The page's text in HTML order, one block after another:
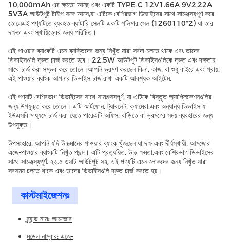
10,000mAh এর ক্ষমতা আছে এবং একটি TYPE-C 12V1.66A 9V2.22A
5V3A আউটপুট টাইপ সঙ্গে আসে,যা এটিকে বেশিরভাগ ডিভাইসের সাথে সামঞ্জস্যপূর্ণ করে
তোলেএই পণ্যটিতে ব্যবহৃত ব্যাটারি সেলটি একটি পলিমার সেল (1260110*2) যা তার
দক্ষতা এবং স্থায়িত্বের জন্য পরিচিত।
এই পাওয়ার ব্যাংকটি এমন ব্যক্তিদের জন্য নিখুঁত যারা সর্বদা চলতে থাকে এবং তাদের
ডিভাইসগুলি দ্রুত চার্জ করতে হবে। 22.5W আউটপুট ডিভাইসগুলিকে দ্রুত এবং দক্ষতার
সাথে চার্জ করা সম্ভব করে তোলে।আপনি ভ্রমণ করছেন কিনা, কাজ, বা শুধু বাইরে এবং প্রায়,
এই পাওয়ার ব্যাংক আপনার ডিভাইস চার্জ রাখা একটি আবশ্যক আইটেম.
এই পণ্যটি বেশিরভাগ ডিভাইসের সাথে সামঞ্জস্যপূর্ণ, যা এটিকে বিস্তৃত অ্যাপ্লিকেশনগুলির
জন্য উপযুক্ত করে তোলে। এটি স্মার্টফোন, ট্যাবলেট, ক্যামেরা,এবং অন্যান্য ডিভাইস যা
ইউএসবি মাধ্যমে চার্জ করা যেতে পারেএটি অফিস, বাড়িতে বা ভ্রমণের সময় ব্যবহারের জন্য
উপযুক্ত।
উপসংহারে, আপনি যদি উচ্চমানের পাওয়ার ব্যাংক খুঁজছেন যা দক্ষ এবং দীর্ঘস্থায়ী, আমজোর
এজে-পাওয়ার ব্যাংকটি নিখুঁত পছন্দ। এটি প্রত্যয়িত, উচ্চ ক্ষমতা,এবং বেশিরভাগ ডিভাইসের
সাথে সামঞ্জস্যপূর্ণ. ২২.৫ ওয়াট আউটপুট সহ, এই পণ্যটি এমন লোকদের জন্য নিখুঁত যারা
সবসময় চলতে থাকে এবং তাদের ডিভাইসগুলি দ্রুত চার্জ করতে হয়।
কাস্টমাইজেশনঃ
ব্র্যান্ড নামঃ আমজোর
মডেল নাম্বার: এজে-